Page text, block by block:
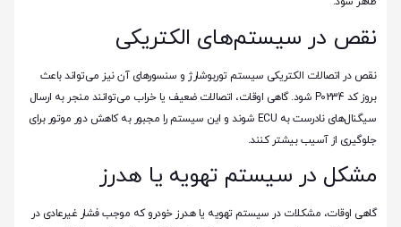
نقص در سیستم‌های الکتریکی
نقص در اتصالات الکتریکی سیستم توربوشارژ و سنسورهای آن نیز می‌تواند باعث
بروز کد P0234 شود. گاهی اوقات، اتصالات ضعیف یا خراب می‌توانند منجر به ارسال
سیگنال‌های نادرست به ECU شوند و این سیستم را مجبور به کاهش دور موتور برای
جلوگیری از آسیب بیشتر کنند.
مشکل در سیستم تهویه یا هدرز
گاهی اوقات، مشکلات در سیستم تهویه یا هدرز خودرو که موجب فشار غیرعادی در